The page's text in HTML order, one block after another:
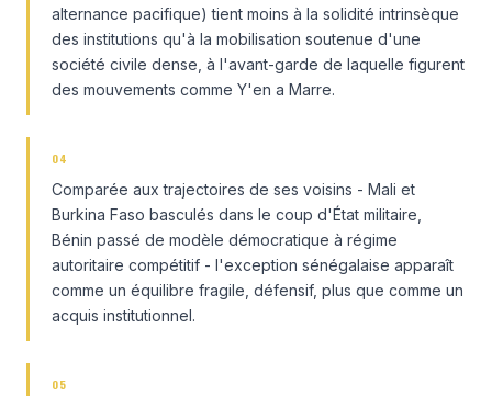
alternance pacifique) tient moins à la solidité intrinsèque
des institutions qu'à la mobilisation soutenue d'une
société civile dense, à l'avant-garde de laquelle figurent
des mouvements comme Y'en a Marre.
04
Comparée aux trajectoires de ses voisins - Mali et
Burkina Faso basculés dans le coup d'État militaire,
Bénin passé de modèle démocratique à régime
autoritaire compétitif - l'exception sénégalaise apparaît
comme un équilibre fragile, défensif, plus que comme un
acquis institutionnel.
05